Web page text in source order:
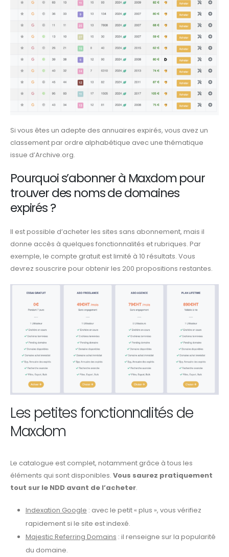
Si vous êtes un adepte des annuaires expirés, vous avez un
classement par ordre alphabétique avec une thématique
issue d’Archive.org.
Pourquoi s’abonner à Maxdom pour
trouver des noms de domaines
expirés?
Il est possible d’acheter les sites sans abonnement, mais il
donne accès à quelques fonctionnalités et rubriques. Par
exemple, le compte gratuit est limité à 10 résultats. Vous
devrez souscrire pour obtenir les 200 propositions restantes.
Les petites fonctionnalités de
Maxdom
Le catalogue est complet, notamment grâce à tous les
éléments qui sont disponibles. Vous saurez pratiquement
tout sur le NDD avant de l’acheter.
Indexation Google : avec le petit « plus », vous vérifiez
rapidement si le site est indexé.
Majestic Referring Domains : il renseigne sur la popularité
du domaine.